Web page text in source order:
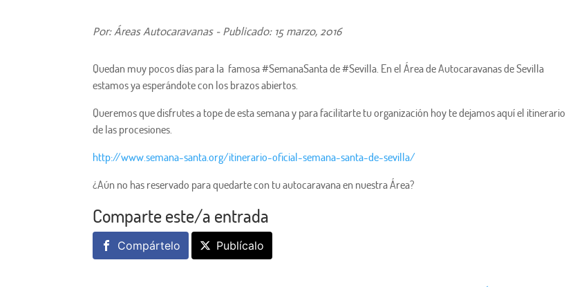
Por: Áreas Autocaravanas - Publicado: 15 marzo, 2016
Quedan muy pocos días para la famosa #SemanaSanta de #Sevilla. En el Área de Autocaravanas de Sevilla
estamos ya esperándote con los brazos abiertos.
Queremos que disfrutes a tope de esta semana y para facilitarte tu organización hoy te dejamos aquí el itinerario
de las procesiones.
http://www.semana-santa.org/itinerario-oficial-semana-santa-de-sevilla/
¿Aún no has reservado para quedarte con tu autocaravana en nuestra Área?
Comparte este/a entrada
Compártelo Publícalo